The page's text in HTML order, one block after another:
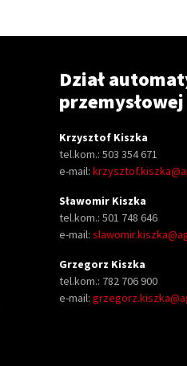
Dział
przemysłowej
Krzysztof Kiszka
tel.kom.: 503 354 671
e-mail:
Sławomir Kiszka
tel.kom.: 501 748 646
e-mail:
Grzegorz Kiszka
tel.kom.: 782 706 900
e-mail: